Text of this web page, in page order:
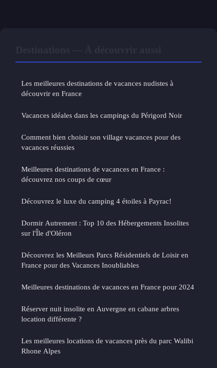
Les meilleures destinations de vacances nudistes à
découvrir en France
Vacances idéales dans les campings du Périgord Noir
Comment bien choisir son village vacances pour des
vacances réussies
Meilleures destinations de vacances en France :
découvrez nos coups de cœur
Découvrez le luxe du camping 4 étoiles à Payrac!
Dormir Autrement : Top 10 des Hébergements Insolites
sur l'Île d'Oléron
Découvrez les Meilleurs Parcs Résidentiels de Loisir en
France pour des Vacances Inoubliables
Meilleures destinations de vacances en France pour 2024
Réserver nuit insolite en Auvergne en cabane arbres
location différente ?
Les meilleures locations de vacances près du parc Walibi
Rhone Alpes